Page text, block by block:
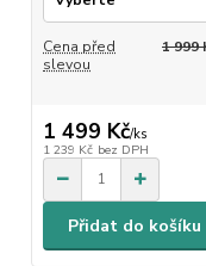
Cena před
slevou
1 999
1 499 Kč/ks
1 239 Kč bez DPH
Přidat do košíku